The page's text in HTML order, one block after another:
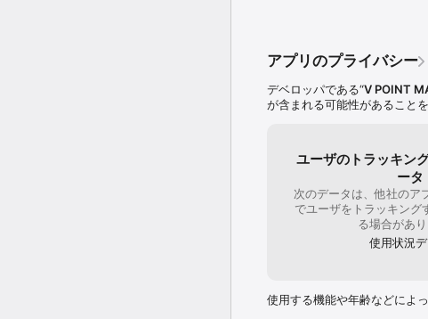
･ポイント確認機能（アプリ内
･カテゴリ並び替え機能
・カッテミル口コミ機能（レ
■注意・お願い
･このアプリをご利用いただ
ード番号登録）が必要です。
Vポイントカード番号登録
・対応機種：iPhoneXR以降
アプリのプライバシー
デベロッパである“V POINT
が含まれる可能性があること
ユーザのトラッキン
ータ
次のデータは、他社のア
でユーザをトラッキング
る場合があり
使用状況
使用する機能や年齢などによ